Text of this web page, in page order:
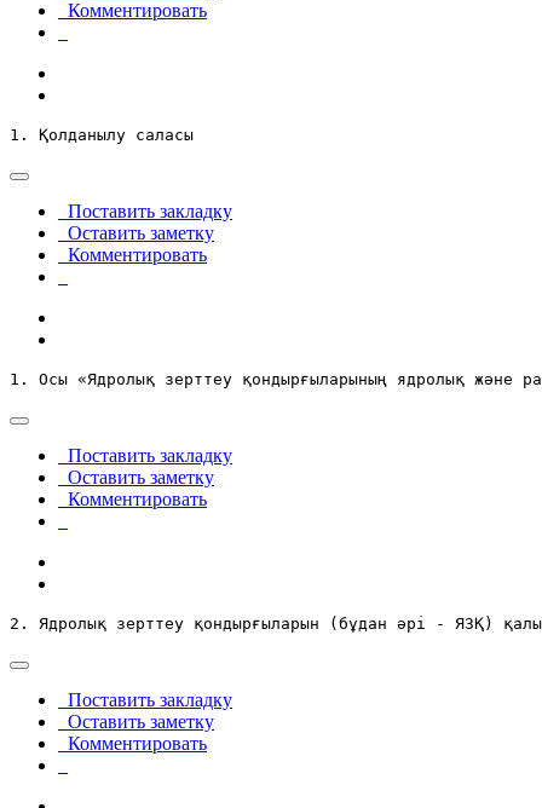
Комментировать
1. Қолданылу саласы
Поставить закладку
Оставить заметку
Комментировать
1. Осы «Ядролық зерттеу қондырғыларының ядролық және
Поставить закладку
Оставить заметку
Комментировать
2. Ядролық зерттеу қондырғыларын (бұдан әрі - ЯЗҚ)
Поставить закладку
Оставить заметку
Комментировать